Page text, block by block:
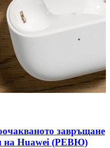
завръщане
на Huawei (РЕВЮ)